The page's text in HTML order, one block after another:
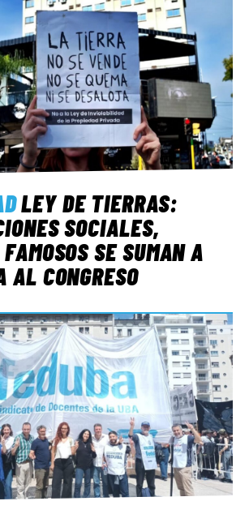
LEY DE TIERRAS:
SOCIALES,
SE SUMAN A
AL CONGRESO